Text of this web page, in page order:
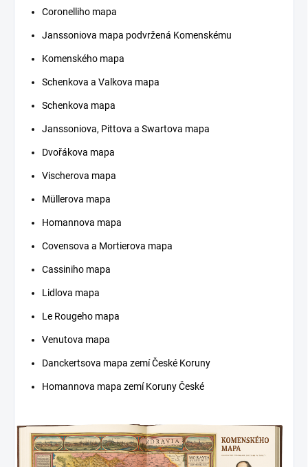
Coronelliho mapa
Janssoniova mapa podvržená Komenskému
Komenského mapa
Schenkova a Valkova mapa
Schenkova mapa
Janssoniova, Pittova a Swartova mapa
Dvořákova mapa
Vischerova mapa
Müllerova mapa
Homannova mapa
Covensova a Mortierova mapa
Cassiniho mapa
Lidlova mapa
Le Rougeho mapa
Venutova mapa
Danckertsova mapa zemí České Koruny
Homannova mapa zemí Koruny České